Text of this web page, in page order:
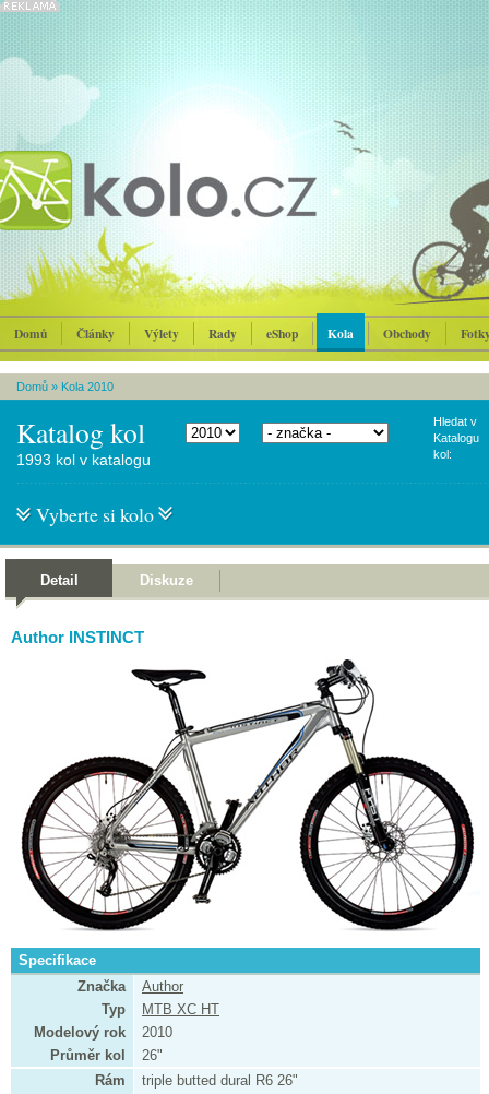
Domů Články Výlety Rady eShop Kola Obchody
Domů » Kola 2010
Katalog kol
Hledat v
Katalogu
kol:
1993 kol v katalogu
Vyberte si kolo
Detail Diskuze
Author INSTINCT
Specifikace
Značka
Author
Typ
MTB XC HT
Modelový rok
2010
Průměr kol
26"
Rám
triple butted dural R6 26"